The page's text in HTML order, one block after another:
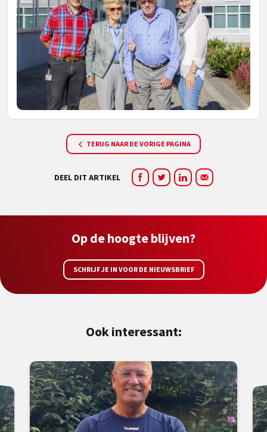
TERUG NAAR DE VORIGE PAGINA
DEEL DIT ARTIKEL
Op de hoogte blijven?
SCHRIJF JE IN VOOR DE NIEUWSBRIEF
Ook interessant: